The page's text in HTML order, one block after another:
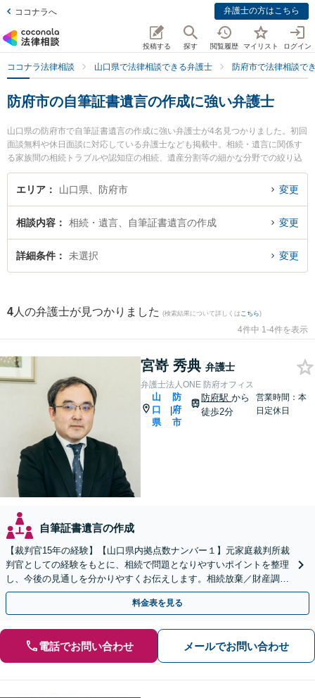
ココナラへ 弁護士の方はこちら
投稿する 探す 閲覧履歴 マイリスト ログイン
ココナラ法律相談 山口県で法律相談できる弁護士 防府市で法律相談で
防府市の自筆証書遺言の作成に強い弁護士
山口県の防府市で自筆証書遺言の作成に強い弁護士が4名見つかりました。初回
面談無料や休日面談に対応している弁護士なども掲載中。相続・遺言に関係す
る家族間の相続トラブルや認知症の相続、遺産分割等の細かな分野での絞り込
み検索もでき便利です。特に弁護士法人ONE 防府オフィスの宮嵜 秀典弁護士や
弁護士法人いたむら法律事務所の板村 憲作弁護士、弁護士法人いたむら法律事
今すぐに弁護士に相談したい』『自筆証書遺言の作成のトラブル解決の実績豊
富な近くの弁護士を検索したい』『初回相談無料で自筆証書遺言の作成を法律
相談できる防府市内の弁護士に相談予約したい』などでお困りの相談者さんに
エリア 山口県、防府市 変更
相談内容 相続・遺言、自筆証書遺言の作成 変更
詳細条件 未選択 変更
4 人の弁護士が見つかりました (検索結果について詳しくは こちら)
4件中 1-4件を表示
宮嵜 秀典 弁護士
弁護士法人ONE 防府オフィス
山
口
県
|
防
府
市
防府駅から
徒歩2分
営業時間：本
日定休日
自筆証書遺言の作成
【裁判官15年の経験】【山口県内拠点数ナンバー１】元家庭裁判所裁
判官としての経験をもとに、相続で問題となりやすいポイントを整理
し、今後の見通しを分かりやすくお伝えします。相続放棄／財産調査
／遺言書作成・執行も幅広く対応可能【夜間対応】
料金表を見る
電話でお問い合わせ メールでお問い合わせ